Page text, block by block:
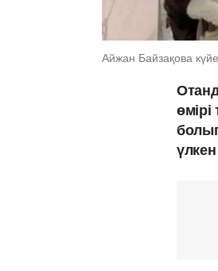
Айжан Байзақова